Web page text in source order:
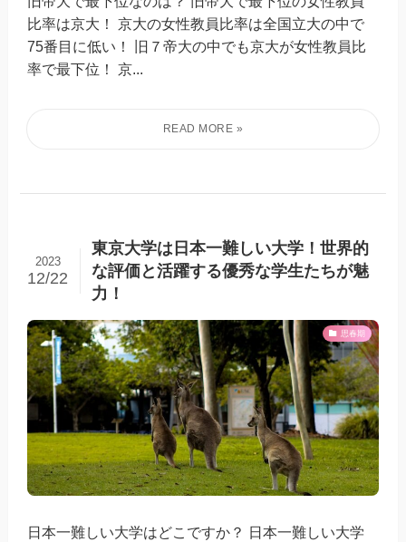
比率は京大！ 京大の女性教員比率は全国立大の中で
75番目に低い！ 旧７帝大の中でも京大が女性教員比
率で最下位！ 京...
東京大学は日本一難しい大学！世界的
な評価と活躍する優秀な学生たちが魅
力！
2023
12/22
思春期
日本一難しい大学はどこですか？ 日本一難しい大学